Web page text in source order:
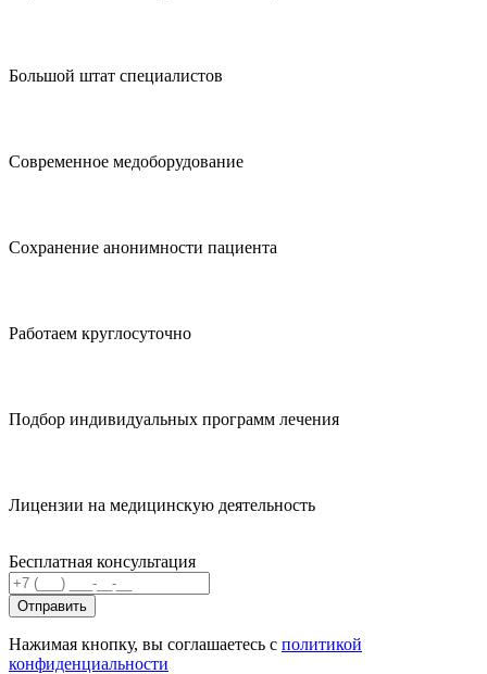
Большой штат специалистов
Современное медоборудование
Сохранение анонимности пациента
Работаем круглосуточно
Подбор индивидуальных программ лечения
Лицензии на медицинскую деятельность
Бесплатная консультация
Отправить
Нажимая кнопку, вы соглашаетесь с политикой
конфиденциальности